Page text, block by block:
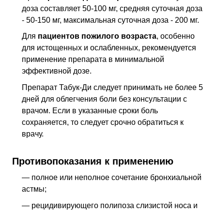
доза составляет 50-100 мг, средняя суточная доза
- 50-150 мг, максимальная суточная доза - 200 мг.
Для пациентов пожилого возраста, особенно
для истощенных и ослабленных, рекомендуется
применение препарата в минимальной
эффективной дозе.
Препарат Табук-Ди следует принимать не более 5
дней для облегчения боли без консультации с
врачом. Если в указанные сроки боль
сохраняется, то следует срочно обратиться к
врачу.
Противопоказания к применению
— полное или неполное сочетание бронхиальной
астмы;
— рецидивирующего полипоза слизистой носа и